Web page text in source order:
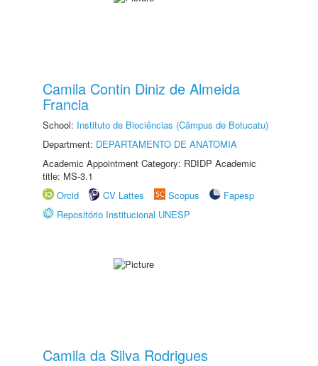
Camila Contin Diniz de Almeida
Francia
School: Instituto de Biociências (Câmpus de Botucatu)
Department: DEPARTAMENTO DE ANATOMIA
Academic Appointment Category: RDIDP Academic
title: MS-3.1
Orcid
CV Lattes Scopus
Fapesp
Repositório Institucional UNESP
Camila da Silva Rodrigues